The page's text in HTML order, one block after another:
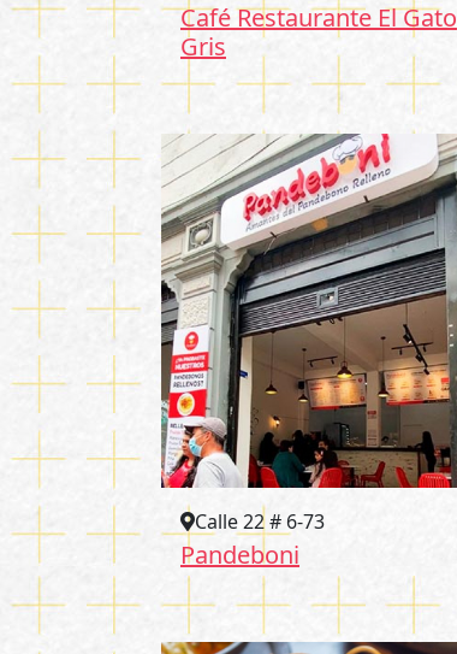
Café Restaurante El Gato
Gris
Calle 22 # 6-73
Pandeboni